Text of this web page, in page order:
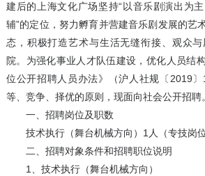
建后的上海文化广场坚持“以音乐剧演出为
辅”的定位，努力孵育并营建音乐剧发展的艺
态，积极打造艺术与生活无缝衔接、观众
院。为强化事业人才队伍建设，优化人员结
位公开招聘人员办法》（沪人社规〔2019
等、竞争、择优的原则，现面向社会公开招聘。
一、招聘岗位及职数
技术执行（舞台机械方向）1人（专技岗位
二、招聘对象条件和招聘职位说明
1、技术执行（舞台机械方向）